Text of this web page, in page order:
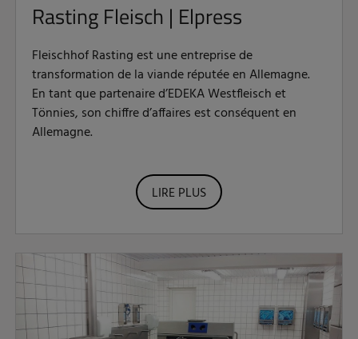
Rasting Fleisch | Elpress
Fleischhof Rasting est une entreprise de
transformation de la viande réputée en Allemagne.
En tant que partenaire d’EDEKA Westfleisch et
Tönnies, son chiffre d’affaires est conséquent en
Allemagne.
LIRE PLUS